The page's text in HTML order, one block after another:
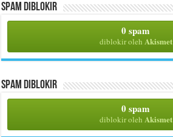
Spam Diblokir
0 spam
diblokir oleh Akismet
Spam Diblokir
0 spam
diblokir oleh Akismet